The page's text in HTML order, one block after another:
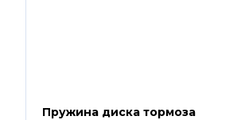
Пружина диска тормоза